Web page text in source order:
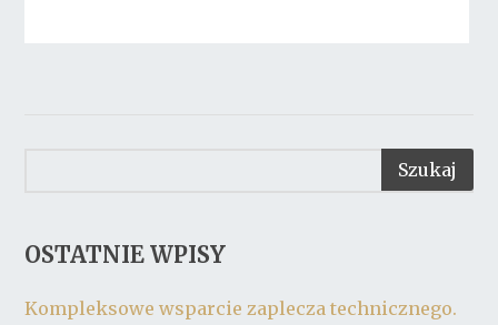
OSTATNIE WPISY
Kompleksowe wsparcie zaplecza technicznego.